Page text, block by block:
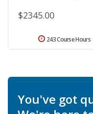
$2345.00
243 Course Hours
You've got